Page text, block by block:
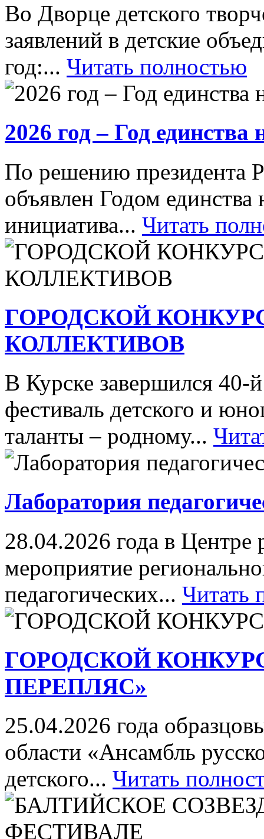
Во Дворце детского
заявлений в детские
год:... Читать полностью
2026 год – Год единства
По решению президента
объявлен Годом
инициатива... Читать
ГОРОДСКОЙ
КОЛЛЕКТИВОВ
В Курске завершился 40-
фестиваль детского и
таланты – родному...
Лаборатория
28.04.2026 года в Центре
мероприятие
педагогических... Читать
ГОРОДСКОЙ
ПЕРЕПЛЯС»
25.04.2026 года
области «Ансамбль
детского... Читать